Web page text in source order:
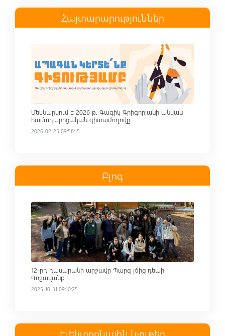
Հայտարարություններ
Մեկնարկում է 2026 թ. Գագիկ Գրիգորյանի անվան
համադպրոցական գիտաժողովը
2026-02-25 09:58:15
Բլոգ
Read more
12-րդ դասարանի արշավը Պարզ լճից դեպի
Գոշավանք
2025-10-31 09:10:25
Էլեկտրոնային նյութեր